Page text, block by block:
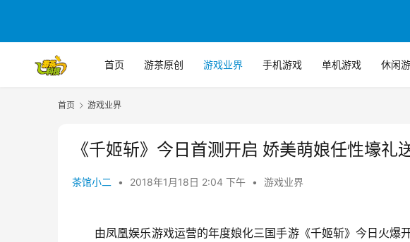
首页 游茶原创 游戏业界 手机游戏 单机游戏 休闲
首页 游戏业界
《千姬斩》今日首测开启 娇美萌娘任性壕礼
茶馆小二 • 2018年1月18日 2:04 下午 • 游戏业界
由凤凰娱乐游戏运营的年度娘化三国手游《千姬斩》今日火爆